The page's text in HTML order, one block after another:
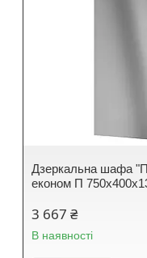
Дзеркальна шафа
економ П
3 667 ₴
В наявності